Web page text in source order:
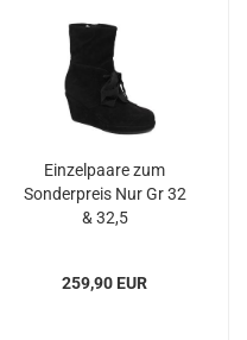
Einzelpaare zum
Sonderpreis Nur Gr 32
& 32,5
259,90 EUR